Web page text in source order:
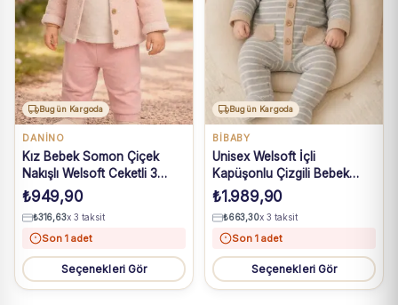
Bugün Kargoda
DANİNO
Kız Bebek Somon Çiçek
Nakışlı Welsoft Ceketli 3
Parça Takım 6-24 Ay
₺949,90
₺316,63x 3 taksit
Son 1 adet
Seçenekleri Gör
Bugün Kargoda
BIBABY
Unisex Welsoft İçli
Kapüşonlu Çizgili Bebek
Tulum
₺1.989,90
₺663,30x 3 taksit
Son 1 adet
Seçenekleri Gör